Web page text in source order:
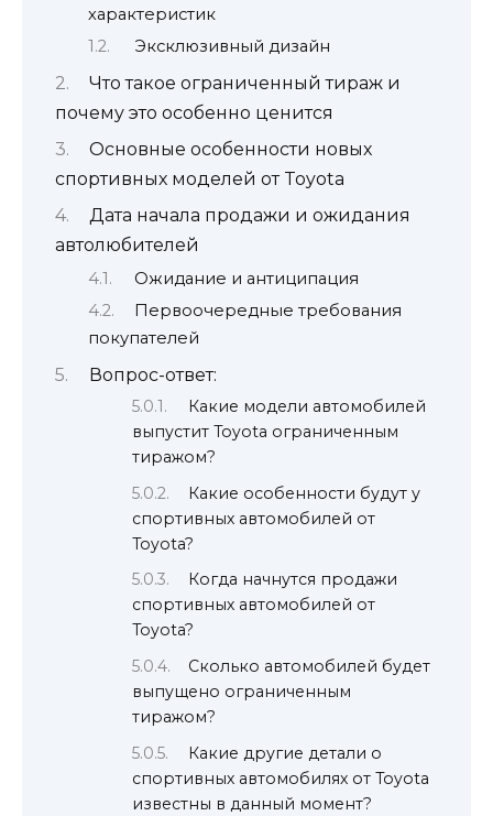
характеристик
Эксклюзивный дизайн
Что такое ограниченный тираж и
почему это особенно ценится
Основные особенности новых
спортивных моделей от Toyota
Дата начала продажи и ожидания
автолюбителей
Ожидание и антиципация
Первоочередные требования
покупателей
Вопрос-ответ:
Какие модели автомобилей
выпустит Toyota ограниченным
тиражом?
Какие особенности будут у
спортивных автомобилей от
Toyota?
Когда начнутся продажи
спортивных автомобилей от
Toyota?
Сколько автомобилей будет
выпущено ограниченным
тиражом?
Какие другие детали о
спортивных автомобилях от Toyota
известны в данный момент?